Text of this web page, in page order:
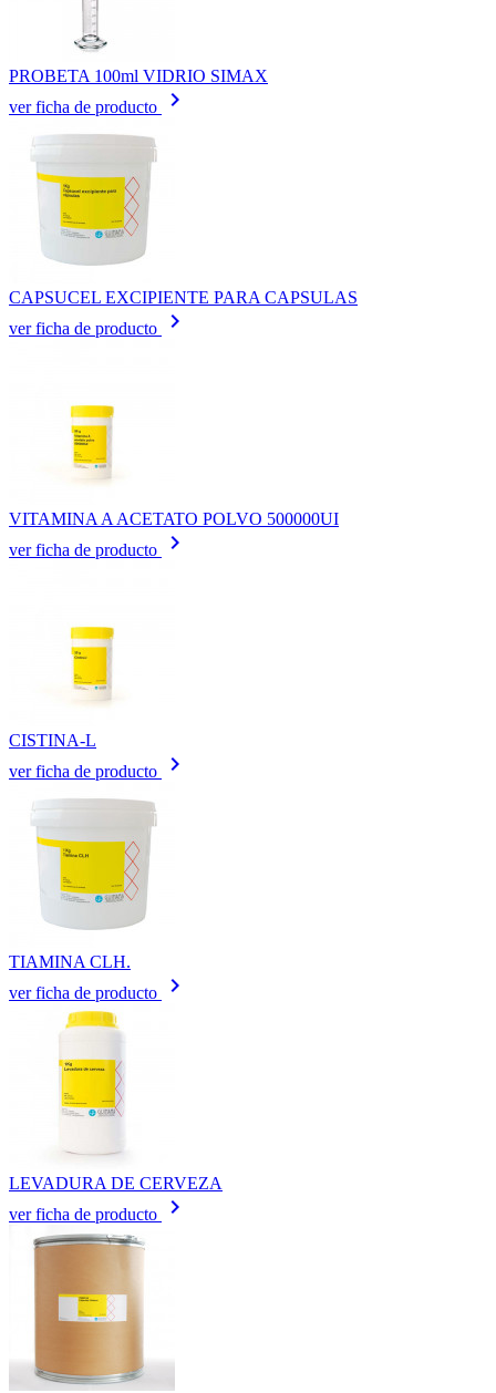
PROBETA 100ml VIDRIO SIMAX
ver ficha de producto
keyboard_arrow_right
CAPSUCEL EXCIPIENTE PARA CAPSULAS
ver ficha de producto
keyboard_arrow_right
VITAMINA A ACETATO POLVO 500000UI
ver ficha de producto
keyboard_arrow_right
CISTINA-L
ver ficha de producto
keyboard_arrow_right
TIAMINA CLH.
ver ficha de producto
keyboard_arrow_right
LEVADURA DE CERVEZA
ver ficha de producto
keyboard_arrow_right